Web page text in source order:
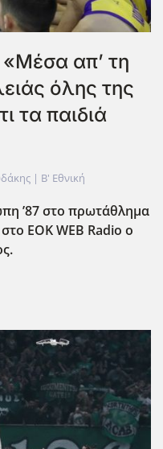
απ’ τη
όλης της
τα παιδιά
| Β' Εθνική
’87 στο πρωτάθλημα
EOKWEB Radio ο